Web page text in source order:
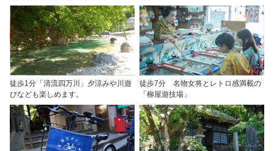
徒歩1分「清流四万川」夕涼みや川遊
びなども楽しめます。
徒歩7分 名物女将とレトロ感満載の
「柳屋遊技場」